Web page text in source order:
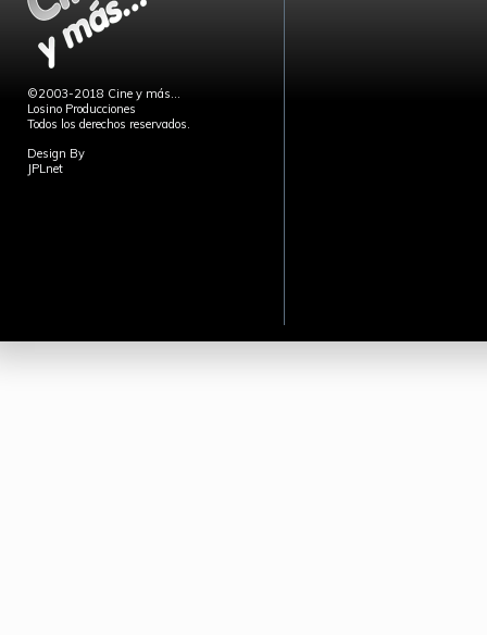
©2003-2018 Cine y más...
Losino Producciones
Todos los derechos reservados.
Design By
JPLnet